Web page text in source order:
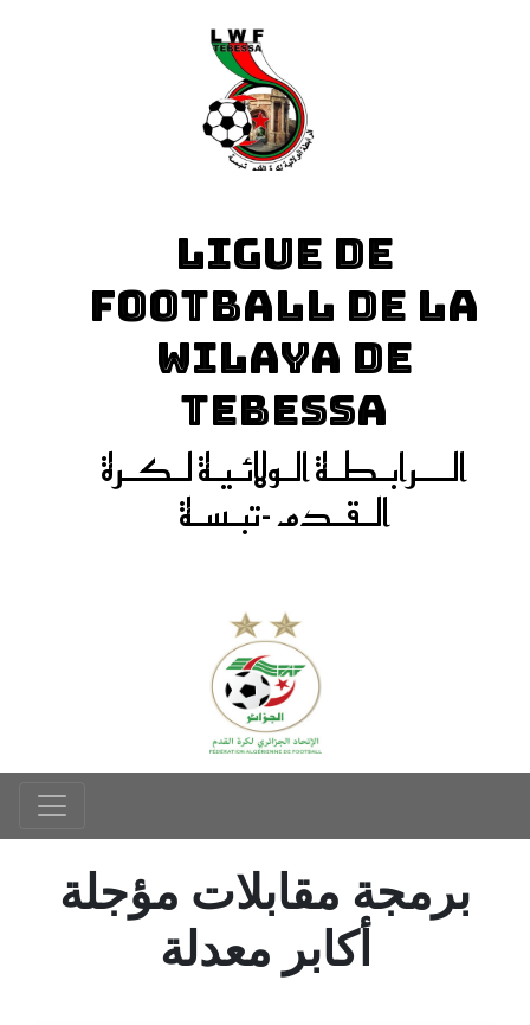
LIGUE DE
FOOTBALL DE LA
WILAYA DE
TEBESSA
الـــرابـطـة الـولائـيـة لـكـرة
الـقـدم -تبـسـة
برمجة مقابلات مؤجلة
أكابر معدلة